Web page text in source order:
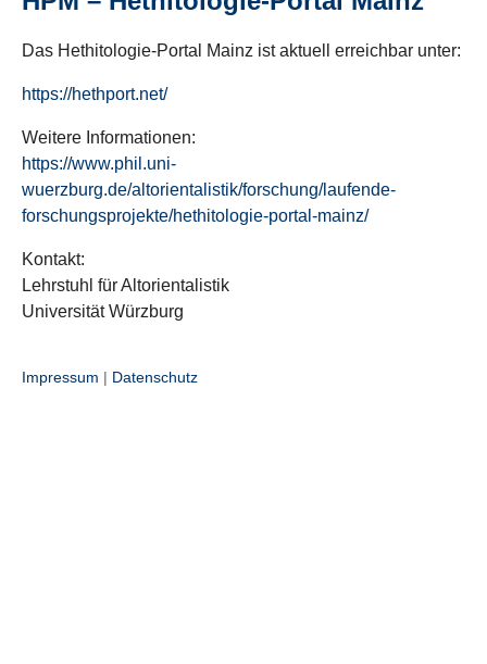
Das Hethitologie-Portal Mainz ist aktuell erreichbar unter:
https://hethport.net/
Weitere Informationen:
https://www.phil.uni-
wuerzburg.de/altorientalistik/forschung/laufende-
forschungsprojekte/hethitologie-portal-mainz/
Kontakt:
Lehrstuhl für Altorientalistik
Universität Würzburg
Impressum | Datenschutz